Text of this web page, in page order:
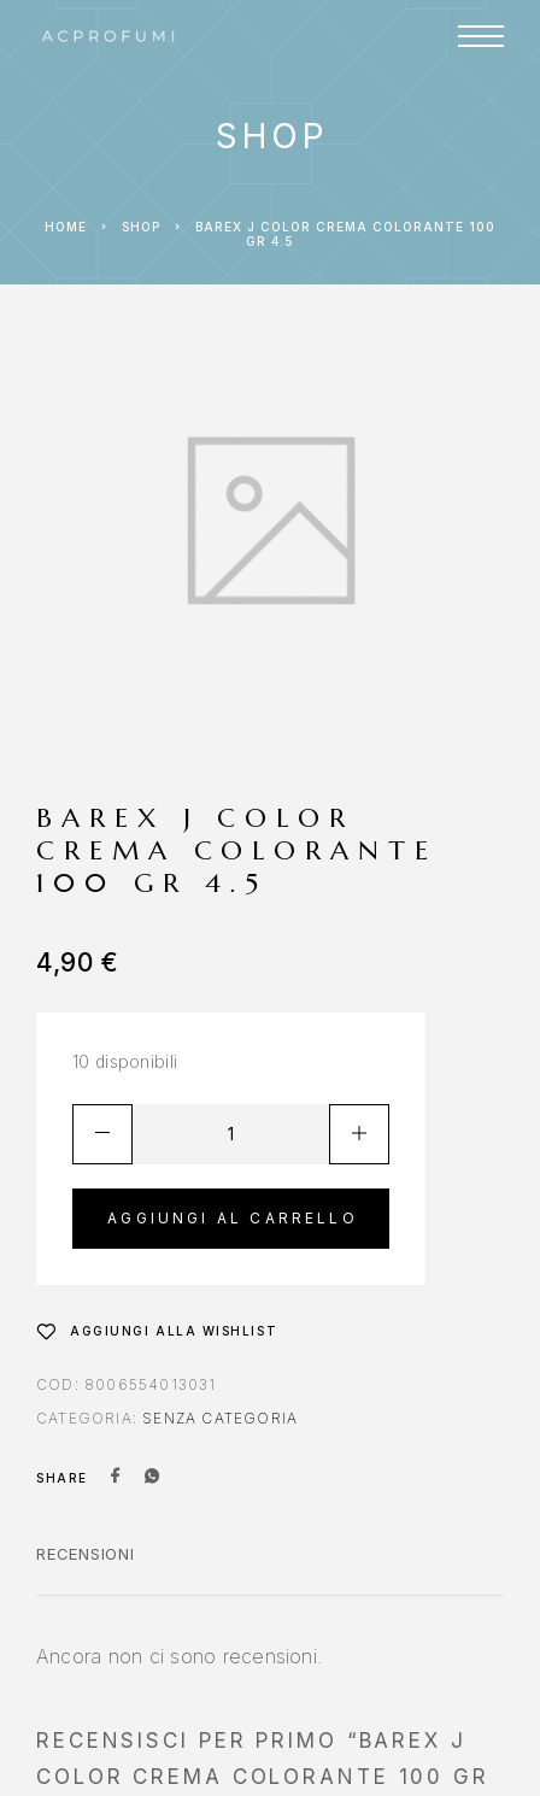
SHOP
HOME SHOP
BAREX J COLOR CREMA COLORANTE 100
GR 4.5
BAREX J COLOR
CREMA COLORANTE
100 GR 4.5
4,90€
10 disponibili
AGGIUNGI AL CARRELLO
AGGIUNGI ALLA WISHLIST
COD: 8006554013031
CATEGORIA: SENZA CATEGORIA
SHARE
RECENSIONI
Ancora non ci sono recensioni.
RECENSISCI PER PRIMO “BAREX J
COLOR CREMA COLORANTE 100 GR